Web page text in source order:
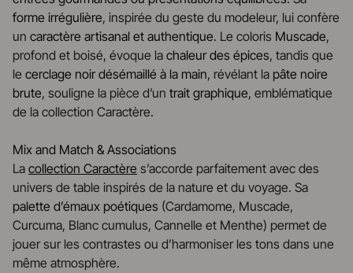
forme irrégulière, inspirée du geste du modeleur, lui confère
un caractère artisanal et authentique. Le coloris Muscade,
profond et boisé, évoque la chaleur des épices, tandis que
le cerclage noir désémaillé à la main, révélant la pâte noire
brute, souligne la pièce d’un trait graphique, emblématique
de la collection Caractère.
Mix and Match & Associations
La collection Caractère s’accorde parfaitement avec des
univers de table inspirés de la nature et du voyage. Sa
palette d’émaux poétiques (Cardamome, Muscade,
Curcuma, Blanc cumulus, Cannelle et Menthe) permet de
jouer sur les contrastes ou d’harmoniser les tons dans une
même atmosphère.